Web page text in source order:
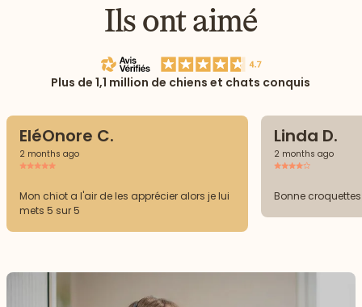
Ils ont aimé
Plus de 1,1 million de chiens et chats conquis
EléOnore C.
2 months ago
Mon chiot a l'air de les apprécier alors je lui
mets 5 sur 5
Linda D.
2 months ago
Bonne croquettes